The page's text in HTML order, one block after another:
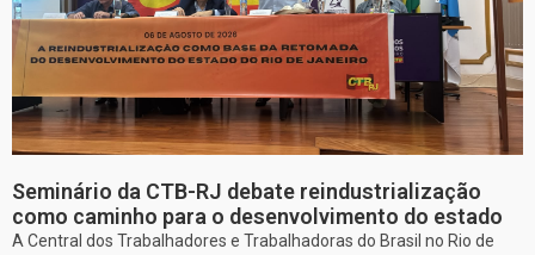
Seminário da CTB-RJ debate reindustrialização
como caminho para o desenvolvimento do estado
A Central dos Trabalhadores e Trabalhadoras do Brasil no Rio de